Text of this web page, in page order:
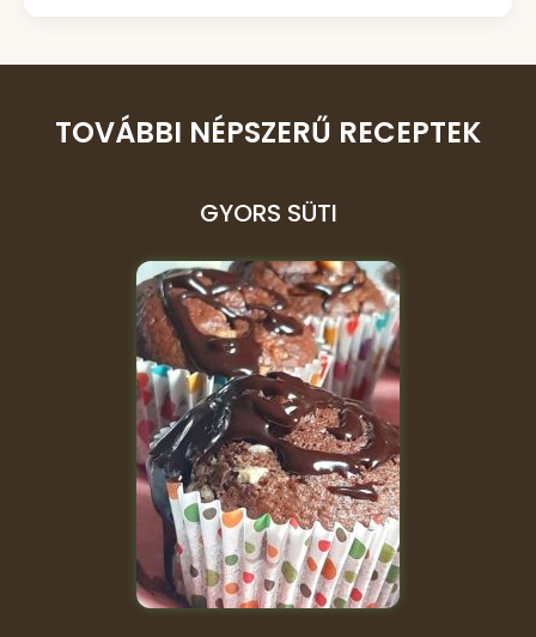
TOVÁBBI NÉPSZERŰ RECEPTEK
GYORS SÜTI